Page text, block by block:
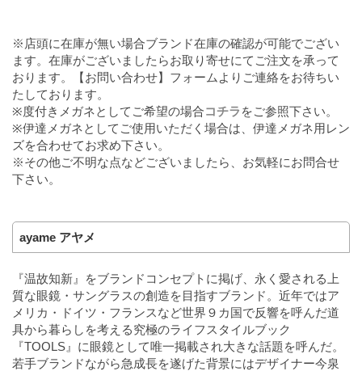
※店頭に在庫が無い場合ブランド在庫の確認が可能でござい
ます。在庫がございましたらお取り寄せにてご注文を承って
おります。【お問い合わせ】フォームよりご連絡をお待ちい
たしております。
※度付きメガネとしてご希望の場合コチラ をご参照下さい。
※伊達メガネとしてご使用いただく場合は、伊達メガネ用レン
ズを合わせてお求め下さい。
※その他ご不明な点などございましたら、お気軽にお問合せ
下さい。
ayame アヤメ
『温故知新』をブランドコンセプトに掲げ、永く愛される上
質な眼鏡・サングラスの創造を目指すブランド。近年ではア
メリカ・ドイツ・フランスなど世界９カ国で反響を呼んだ道
具から暮らしを考える究極のライフスタイルブック
『TOOLS』に眼鏡として唯一掲載され大きな話題を呼んだ。
若手ブランドながら急成長を遂げた背景にはデザイナー今泉